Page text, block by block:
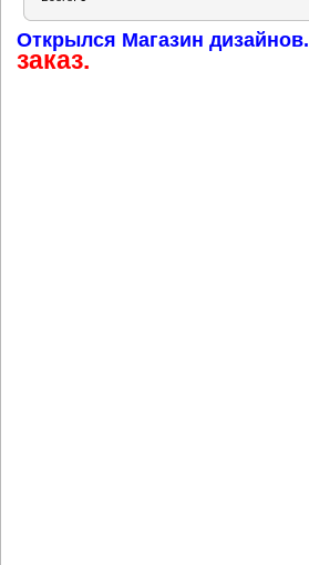
Открылся Магазин дизайнов.
заказ.